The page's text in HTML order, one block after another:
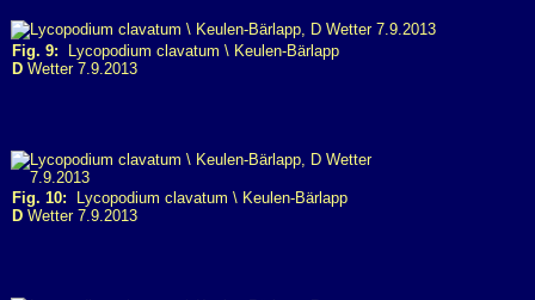
Fig. 9: Lycopodium clavatum \ Keulen-Bärlapp
D Wetter 7.9.2013
Fig. 10: Lycopodium clavatum \ Keulen-Bärlapp
D Wetter 7.9.2013